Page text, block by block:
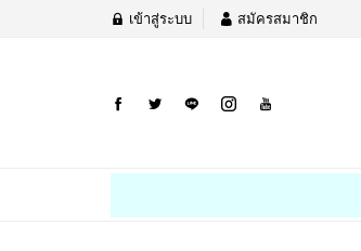
เข้าสู่ระบบ สมัครสมาชิก